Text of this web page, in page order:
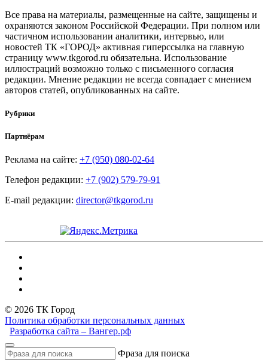
Все права на материалы, размещенные на сайте, защищены и
охраняются законом Российской Федерации. При полном или
частичном использовании аналитики, интервью, или
новостей ТК «ГОРОД» активная гиперссылка на главную
страницу www.tkgorod.ru обязательна. Использование
иллюстраций возможно только с письменного согласия
редакции. Мнение редакции не всегда совпадает с мнением
авторов статей, опубликованных на сайте.
Рубрики
Партнёрам
Реклама на сайте: +7 (950) 080-02-64
Телефон редакции: +7 (902) 579-79-91
E-mail редакции: director@tkgorod.ru
© 2026 ТК Город
Политика обработки персональных данных
Разработка сайта – Вангер.рф
Фраза для поиска